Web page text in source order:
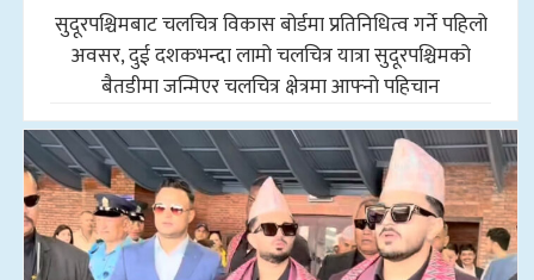
सुदूरपश्चिमबाट चलचित्र विकास बोर्डमा प्रतिनिधित्व गर्ने पहिलो
अवसर, दुई दशकभन्दा लामो चलचित्र यात्रा सुदूरपश्चिमको
बैतडीमा जन्मिएर चलचित्र क्षेत्रमा आफ्नो पहिचान